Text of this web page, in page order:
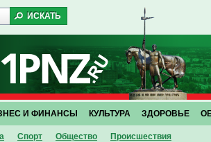
Спорт Общество Проиcшествия
И ФИНАНСЫ КУЛЬТУРА ЗДОРОВЬЕ